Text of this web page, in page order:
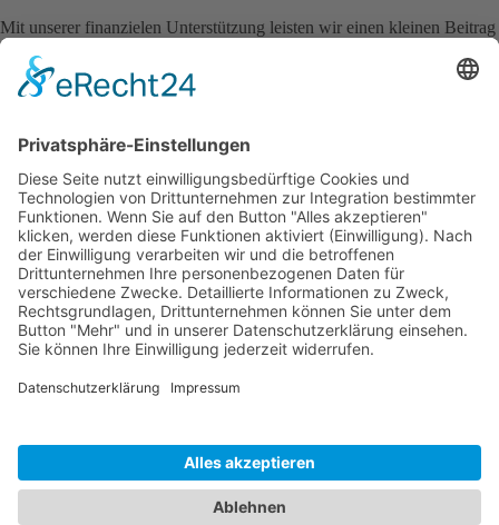
Mit unserer finanzielen Unterstützung leisten wir einen kleinen Beitrag
dazu, die Ziele des Vereins erfolgreich zu verwirklichen.
Auf Twitter teilen
Zurück
Planungsgesellschaft Vogt und Feist GmbH
Zwergerstraße 15
88214 Ravensburg
0751 - 36660 59
Datenschutz